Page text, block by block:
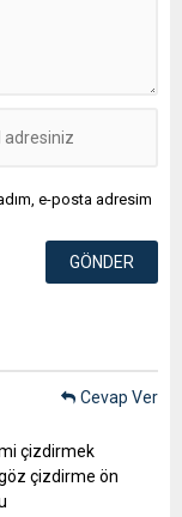
e-posta adresim
çizdirmek
çizdirme ön
Cevap Ver